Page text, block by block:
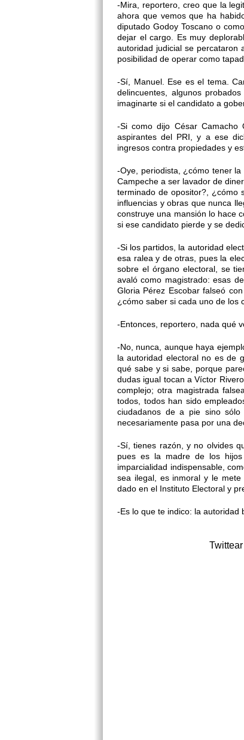
-Mira, reportero, creo que la
ahora que vemos que ha
diputado Godoy Toscano o
dejar el cargo. Es muy
autoridad judicial se percataron
posibilidad de operar como
-Sí, Manuel. Ese es el tema.
delincuentes, algunos
imaginarte si el candidato a
-Si como dijo César
aspirantes del PRI, y a ese
ingresos contra propiedades y
-Oye, periodista, ¿cómo tener
Campeche a ser lavador de
terminado de opositor?, ¿cómo
influencias y obras que nunca
construye una mansión lo hace
si ese candidato pierde y se
-Si los partidos, la autoridad
esa ralea y de otras, pues la
sobre el órgano electoral, se
avaló como magistrado: esas
Gloria Pérez Escobar falseó
¿cómo saber si cada uno de los
-Entonces, reportero, nada qué
-No, nunca, aunque haya
la autoridad electoral no es de
qué sabe y si sabe, porque
dudas igual tocan a Víctor
complejo; otra magistrada
todos, todos han sido
ciudadanos de a pie sino
necesariamente pasa por una
-Sí, tienes razón, y no olvides
pues es la madre de los
imparcialidad indispensable,
sea ilegal, es inmoral y le
dado en el Instituto Electoral y
-Es lo que te indico: la autoridad
Twittear